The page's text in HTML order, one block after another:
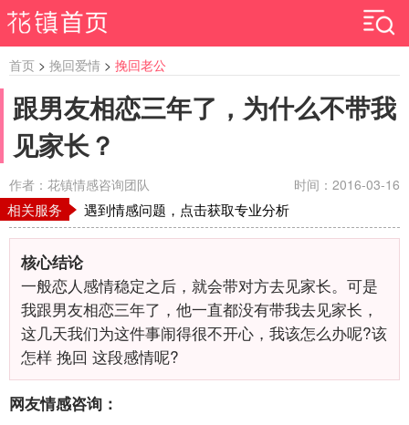
首页 > 挽回爱情 > 挽回老公
跟男友相恋三年了，为什么不带我
见家长？
作者：花镇情感咨询团队 时间：2016-03-16
相关服务 遇到情感问题，点击获取专业分析
核心结论
一般恋人感情稳定之后，就会带对方去见家长。可是
我跟男友相恋三年了，他一直都没有带我去见家长，
这几天我们为这件事闹得很不开心，我该怎么办呢?该
怎样 挽回 这段感情呢?
网友情感咨询：